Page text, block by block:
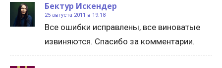
Бектур Искендер
25 августа 2011 в 19:18
Все ошибки исправлены, все виноватые
извиняются. Спасибо за комментарии.